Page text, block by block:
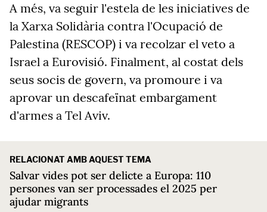
A més, va seguir l'estela de les iniciatives de
la Xarxa Solidària contra l'Ocupació de
Palestina (RESCOP) i va recolzar el veto a
Israel a Eurovisió. Finalment, al costat dels
seus socis de govern, va promoure i va
aprovar un descafeïnat embargament
d'armes a Tel Aviv.
RELACIONAT AMB AQUEST TEMA
Salvar vides pot ser delicte a Europa: 110
persones van ser processades el 2025 per
ajudar migrants